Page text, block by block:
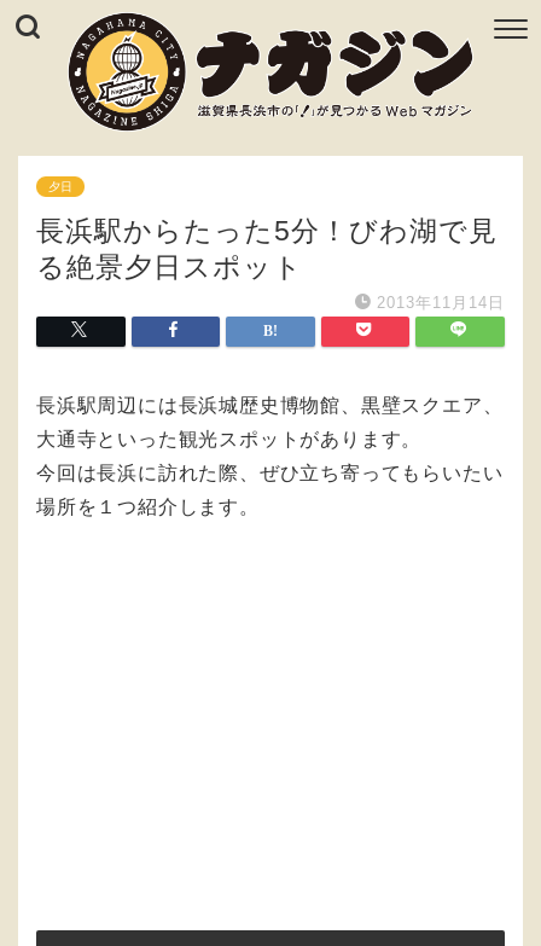
夕日
長浜駅からたった5分！びわ湖で見
る絶景夕日スポット
2013年11月14日
長浜駅周辺には長浜城歴史博物館、黒壁スクエア、
大通寺といった観光スポットがあります。
今回は長浜に訪れた際、ぜひ立ち寄ってもらいたい
場所を１つ紹介します。